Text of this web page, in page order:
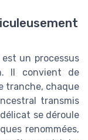
un processus
Il convient de
tranche, chaque
transmis
se déroule
renommées,